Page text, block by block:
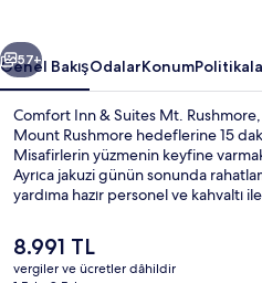
galerisi
Sonraki
57+
Genel BakışOdalarKonum
Comfort Inn & Suites Mt. Rushmore,
Mount Rushmore hedeflerine 15
Misafirlerin yüzmenin keyfine
Ayrıca jakuzi günün sonunda
yardıma hazır personel ve kahvaltı
Şu
anki
8.991 TL
vergiler ve ücretler dâhildir